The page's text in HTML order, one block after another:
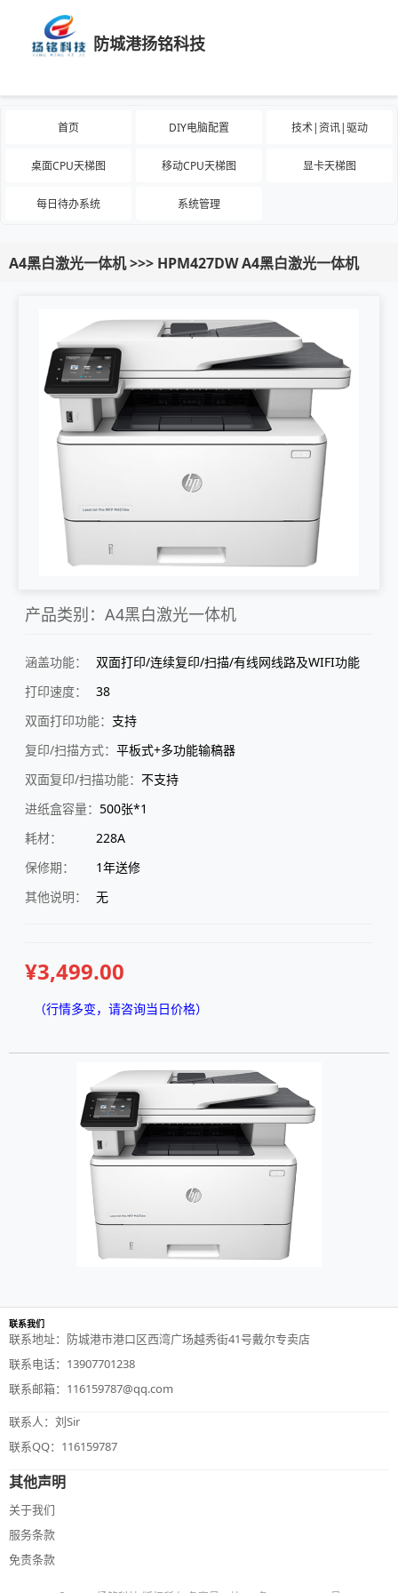
防城港扬铭科技
首页 DIY电脑配置 技术|资讯|驱动
桌面CPU天梯图 移动CPU天梯图 显卡天梯图
每日待办系统 系统管理
A4黑白激光一体机 >>> HPM427DW A4黑白激光一体机
产品类别：A4黑白激光一体机
涵盖功能：
双面打印/连续复印/扫描/有线网线路及WIFI功能
打印速度：
38
双面打印功能： 支持
复印/扫描方式： 平板式+多功能输稿器
双面复印/扫描功能： 不支持
进纸盒容量： 500张*1
耗材：
228A
保修期：
1年送修
其他说明：
无
¥3,499.00
（行情多变，请咨询当日价格）
联系我们
联系地址：防城港市港口区西湾广场越秀街41号戴尔专卖店
联系电话：13907701238
联系邮箱：116159787@qq.com
联系人：刘Sir
联系QQ：116159787
其他声明
关于我们
服务条款
免责条款